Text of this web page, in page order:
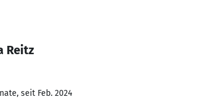
Reitz
seit Feb. 2024